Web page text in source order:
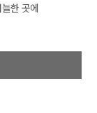
한 곳에